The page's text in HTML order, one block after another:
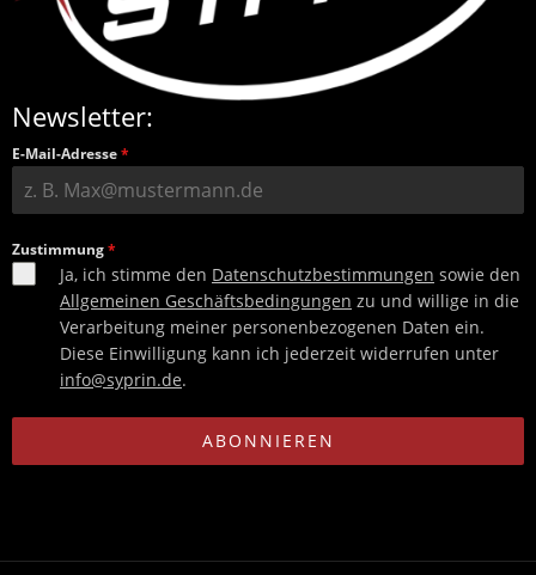
Newsletter:
E-Mail-Adresse*
Zustimmung*
Ja, ich stimme den Datenschutzbestimmungen sowie den
Allgemeinen Geschäftsbedingungen zu und willige in die
Verarbeitung meiner personenbezogenen Daten ein.
Diese Einwilligung kann ich jederzeit widerrufen unter
info@syprin.de.
ABONNIEREN